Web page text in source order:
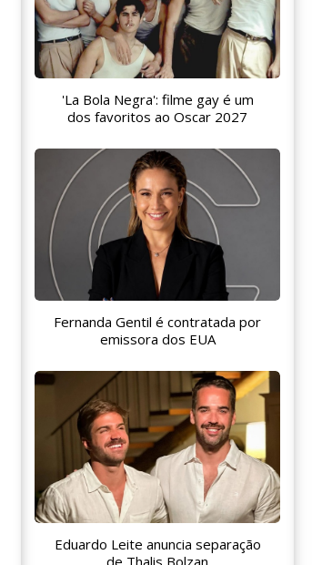
'La Bola Negra': filme gay é um
dos favoritos ao Oscar 2027
Fernanda Gentil é contratada por
emissora dos EUA
Eduardo Leite anuncia separação
de Thalis Bolzan